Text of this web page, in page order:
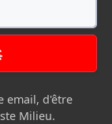
email, d'être
Milieu.